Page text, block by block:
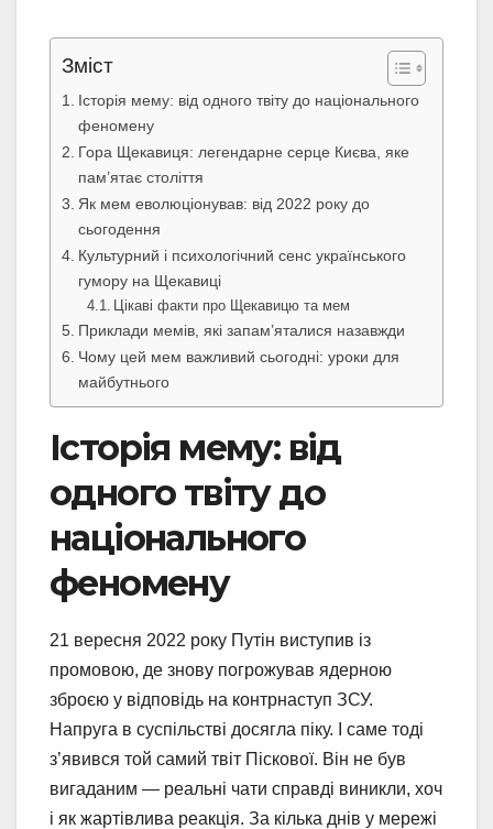
Зміст
Історія мему: від одного твіту до національного
феномену
Гора Щекавиця: легендарне серце Києва, яке
пам’ятає століття
Як мем еволюціонував: від 2022 року до
сьогодення
Культурний і психологічний сенс українського
гумору на Щекавиці
Цікаві факти про Щекавицю та мем
Приклади мемів, які запам’яталися назавжди
Чому цей мем важливий сьогодні: уроки для
майбутнього
Історія мему: від
одного твіту до
національного
феномену
21 вересня 2022 року Путін виступив із
промовою, де знову погрожував ядерною
зброєю у відповідь на контрнаступ ЗСУ.
Напруга в суспільстві досягла піку. І саме тоді
з’явився той самий твіт Піскової. Він не був
вигаданим — реальні чати справді виникли, хоч
і як жартівлива реакція. За кілька днів у мережі